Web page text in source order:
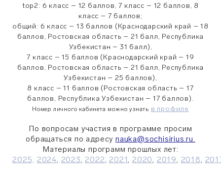
top2: 6 класс – 12 баллов, 7 класс – 12 баллов, 8
класс – 7 баллов;
общий: 6 класс – 13 баллов (Краснодарский край – 18
баллов, Ростовская область – 21 балл, Республика
Узбекистан – 31 балл),
7 класс – 15 баллов (Краснодарский край – 19
баллов, Ростовская область – 21 балл, Республика
Узбекистан – 25 баллов),
8 класс – 11 баллов (Ростовская область – 17
баллов, Республика Узбекистан – 17 баллов).
Номер личного кабинета можно узнать в профиле
По вопросам участия в программе просим
обращаться по адресу nauka@sochisirius.ru.
Материалы программ прошлых лет:
2025, 2024, 2023,2022,2021,2020, 2019, 2018,